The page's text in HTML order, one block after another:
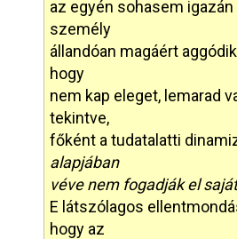
az egyén sohasem
személy
állandóan magáért
hogy
nem kap eleget, lemarad
tekintve,
főként a tudatalatti
alapjában
véve nem fogadják el
E látszólagos
hogy az